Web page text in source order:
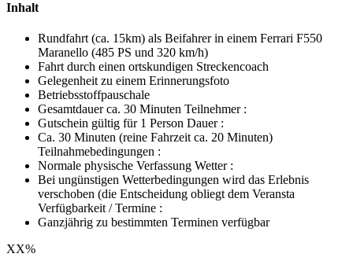
Inhalt
Rundfahrt (ca. 15km) als Beifahrer in einem Ferrari F550
Maranello (485 PS und 320 km/h)
Fahrt durch einen ortskundigen Streckencoach
Gelegenheit zu einem Erinnerungsfoto
Betriebsstoffpauschale
Gesamtdauer ca. 30 Minuten Teilnehmer :
Gutschein gültig für 1 Person Dauer :
Ca. 30 Minuten (reine Fahrzeit ca. 20 Minuten)
Teilnahmebedingungen :
Normale physische Verfassung Wetter :
Bei ungünstigen Wetterbedingungen wird das Erlebnis
verschoben (die Entscheidung obliegt dem Veransta
Verfügbarkeit / Termine :
Ganzjährig zu bestimmten Terminen verfügbar
XX%